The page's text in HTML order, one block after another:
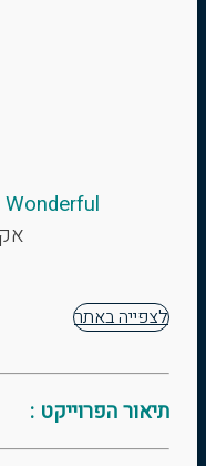
Wonderful
לצפייה באתר
תיאור הפרוייקט :